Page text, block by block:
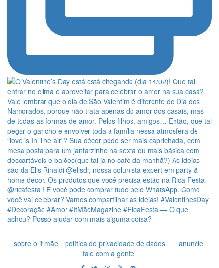
sobre o it mãe política de privacidade de dados
anuncie
fale com a gente